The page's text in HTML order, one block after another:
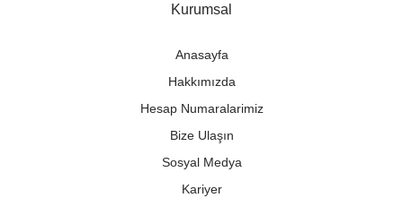
Kurumsal
Anasayfa
Hakkımızda
Hesap Numaralarimiz
Bize Ulaşın
Sosyal Medya
Kariyer